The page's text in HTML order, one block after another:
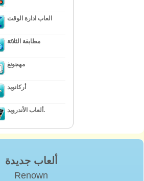
العاب ادارة الوقت
مطابقة الثلاثة
مهجونغ
أركانويد
ألعاب الأندرويد.
ألعاب جديدة
Renown